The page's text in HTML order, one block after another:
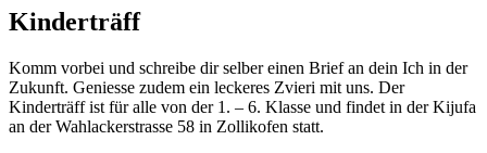
Kinderträff
Komm vorbei und schreibe dir selber einen Brief an dein Ich in der
Zukunft. Geniesse zudem ein leckeres Zvieri mit uns. Der
Kinderträff ist für alle von der 1. – 6. Klasse und findet in der Kijufa
an der Wahlackerstrasse 58 in Zollikofen statt.